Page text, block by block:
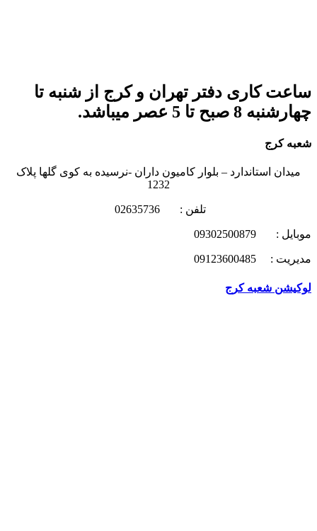
ساعت کاری دفتر تهران و کرج از شنبه تا
چهارشنبه 8 صبح تا 5 عصر میباشد.
شعبه کرج
میدان استاندارد – بلوار کامیون داران -نرسیده به کوی گلها پلاک
1232
تلفن : 02635736
موبایل : 09302500879
مدیریت : 09123600485
لوکیشن شعبه کرج